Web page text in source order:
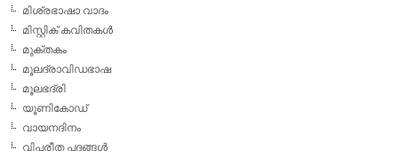
മിശ്രഭാഷാ വാദം
മിസ്റ്റിക് കവിതകള്‍
മുക്തകം
മൂലദ്രാവിഡഭാഷ
മൂലഭദ്രി
യൂണികോഡ്
വായനദിനം
വിപരീത പദങ്ങള്‍